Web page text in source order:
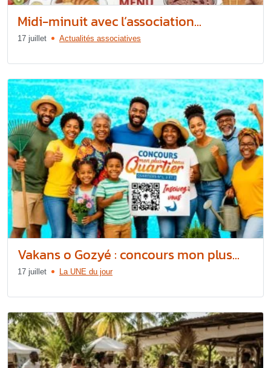
Midi-minuit avec l’association...
17 juillet Actualités associatives
Vakans o Gozyé : concours mon plus...
17 juillet La UNE du jour